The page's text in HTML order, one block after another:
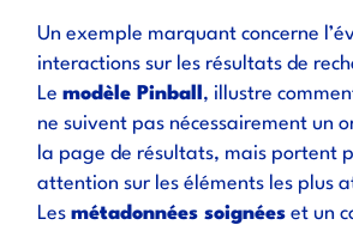
Un exemple marquant concerne
interactions sur les résultats de
Lemodèle Pinball , illustre
ne suivent pas nécessairement un
la page de résultats, mais portent
attention sur les éléments les plus
Lesmétadonnées soignées et un